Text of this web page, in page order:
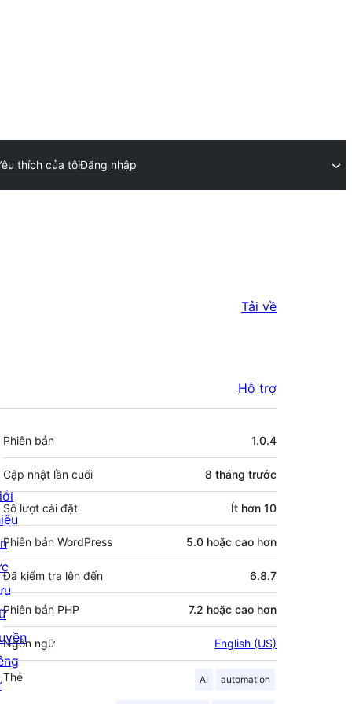
thích của tôiĐăng nhập
Tải về
Hỗ trợ
Meta
Phiên bản 1.0.4
Cập nhật lần cuối 8 tháng trước
Số lượt cài đặt Ít hơn 10
Phiên bản WordPress 5.0 hoặc cao hơn
Đã kiểm tra lên đến 6.8.7
Phiên bản PHP 7.2 hoặc cao hơn
Ngôn ngữ English (US)
Thẻ AI automation